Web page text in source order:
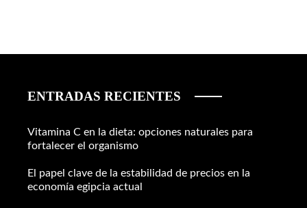
ENTRADAS RECIENTES
Vitamina C en la dieta: opciones naturales para
fortalecer el organismo
El papel clave de la estabilidad de precios en la
economía egipcia actual